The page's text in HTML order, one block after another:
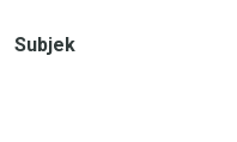
Subjek